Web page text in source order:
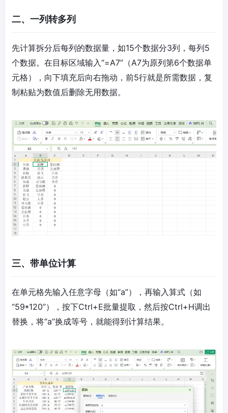
二、一列转多列
先计算拆分后每列的数据量，如15个数据分3列，每列5
个数据。在目标区域输入“=A7”（A7为原列第6个数据单
元格），向下填充后向右拖动，前5行就是所需数据，复
制粘贴为数值后删除无用数据。
三、带单位计算
在单元格先输入任意字母（如“a”），再输入算式（如
“59*120”），按下Ctrl+E批量提取，然后按Ctrl+H调出
替换，将“a”换成等号，就能得到计算结果。